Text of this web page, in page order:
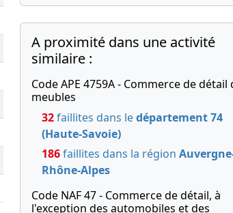
A proximité dans une activité
similaire :
Code APE 4759A - Commerce de détail
meubles
32faillites dans ledépartement 74
(Haute-Savoie)
186faillites dans la région
Rhône-Alpes
Code NAF 47 - Commerce de détail, à
l'exception des automobiles et des